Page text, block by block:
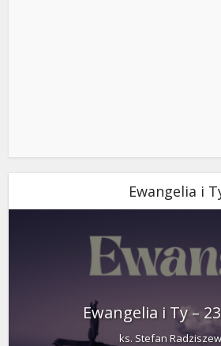
Ewangelia i
Ewangelia i Ty –
ks. Stefan